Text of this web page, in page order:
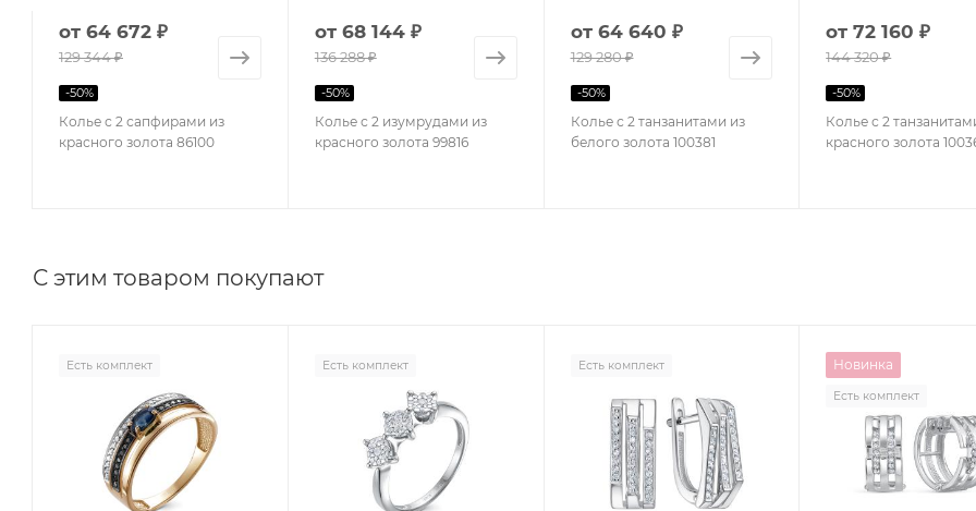
Колье с 2 сапфирами из
красного золота 86100
от 64 672 ₽
129 344 ₽
-50%
Колье с 2 изумрудами из
красного золота 99816
от 68 144 ₽
136 288 ₽
-50%
Колье с 2 танзанитами из
белого золота 100381
от 64 640 ₽
129 280 ₽
-50%
Колье с 2
красного золота
от72 160 ₽
144 320 ₽
-50%
С этим товаром покупают
Есть комплект Есть комплект Есть комплект Новинка
Есть комплект